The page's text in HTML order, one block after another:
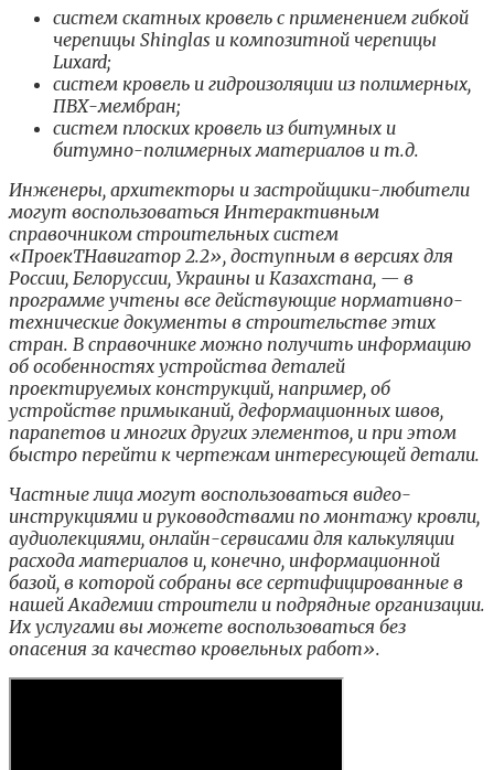
систем скатных кровель с применением гибкой
черепицы Shinglas и композитной черепицы
Luxard;
систем кровель и гидроизоляции из полимерных,
ПВХ-мембран;
систем плоских кровель из битумных и
битумно-полимерных материалов и т.д.
Инженеры, архитекторы и застройщики-любители
могут воспользоваться Интерактивным
справочником строительных систем
«ПроекТНавигатор 2.2», доступным в версиях для
России, Белоруссии, Украины и Казахстана, — в
программе учтены все действующие нормативно-
технические документы в строительстве этих
стран. В справочнике можно получить информацию
об особенностях устройства деталей
проектируемых конструкций, например, об
устройстве примыканий, деформационных швов,
парапетов и многих других элементов, и при этом
быстро перейти к чертежам интересующей детали.
Частные лица могут воспользоваться видео-
инструкциями и руководствами по монтажу кровли,
аудиолекциями, онлайн-сервисами для калькуляции
расхода материалов и, конечно, информационной
базой, в которой собраны все сертифицированные в
нашей Академии строители и подрядные организации.
Их услугами вы можете воспользоваться без
опасения за качество кровельных работ».